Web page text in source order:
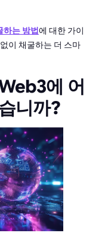
하는 방법에 대한 가이
이 채굴하는 더 스마
에 어
니까?